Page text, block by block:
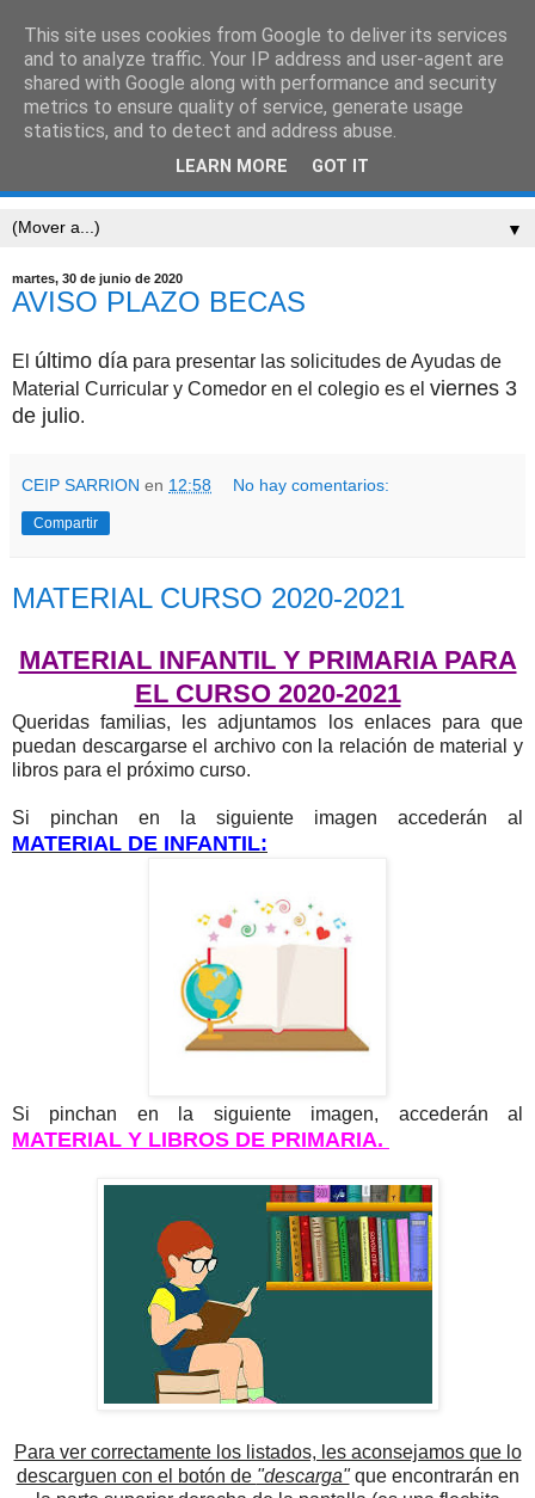
CEIP SARRIÓN
"Mucha gente pequeña, en lugares pequeños, haciendo
cosas pequeñas, puede cambiar el mundo." Eduardo
▼
martes, 30 de junio de 2020
AVISO PLAZO BECAS
El último día para presentar las solicitudes de Ayudas de
Material Curricular y Comedor en el colegio es el viernes 3
de julio.
CEIP SARRION en 12:58 No hay comentarios:
Compartir
MATERIAL CURSO 2020-2021
MATERIAL INFANTIL Y PRIMARIA PARA
EL CURSO 2020-2021
Queridas familias, les adjuntamos los enlaces para que
puedan descargarse el archivo con la relación de material y
libros para el próximo curso.
Si pinchan en la siguiente imagen accederán al
MATERIAL DE INFANTIL:
Si pinchan en la siguiente imagen, accederán al
MATERIAL Y LIBROS DE PRIMARIA.
Para ver correctamente los listados, les aconsejamos que lo
descarguen con el botón de "descarga" que encontrarán en
This site uses cookies from Google to deliver its services
and to analyze traffic. Your IP address and user-agent are
shared with Google along with performance and security
metrics to ensure quality of service, generate usage
statistics, and to detect and address abuse.
LEARN MORE GOT IT